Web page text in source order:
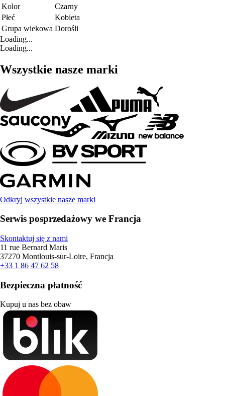
Kolor
Czarny
Płeć
Kobieta
Grupa wiekowa Dorośli
Loading...
Loading...
Wszystkie nasze marki
Odkryj wszystkie nasze marki
Serwis posprzedażowy we Francja
Skontaktuj się z nami
11 rue Bernard Maris
37270 Montlouis-sur-Loire, Francja
+33 1 86 47 62 58
Bezpieczna płatność
Kupuj u nas bez obaw